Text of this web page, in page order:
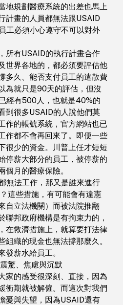
地規劃醫療系統的出差也馬上
計畫的人員都無法跟USAID
工必須小心遵守不可以對外
所有USAID的執行計畫合作
世界各地的，都必須要評估他
多久、能否支付員工的遣散費
為就只是90天的評估，但沒
經有500人，也就是40%的
到很多USAID的人說他們莫
作的帳號系統，官方網站也已
作都不會再回來了。即便一些
很少的資金。川普上任才短短
停薪大部分的員工，被停薪的
個月的醫療保險。
無法工作，那又是誰來進行
這些措施，有可能會有違憲
自立法機關）而被法院推翻
聯邦政府機構是有拘束力的，
在救濟措施上，就算要打法律
組織的現金也無法撐那麼久。
發薪水給員工。
驚、焦慮與沉默
家的感受很深刻、直接，因為
衝期就被解僱。而這次對我們
憂與失望，因為USAID還有